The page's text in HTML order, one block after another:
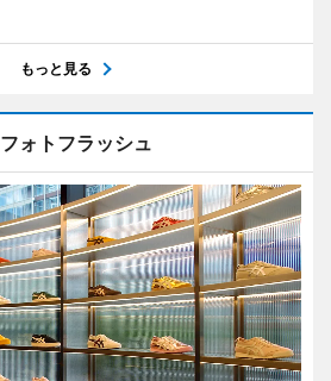
もっと見る
フォトフラッシュ